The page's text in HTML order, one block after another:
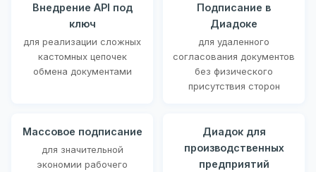
Внедрение API под
ключ
для реализации сложных
кастомных цепочек
обмена документами
Подписание в
Диадоке
для удаленного
согласования документов
без физического
присутствия сторон
Массовое подписание
для значительной
экономии рабочего
Диадок для
производственных
предприятий